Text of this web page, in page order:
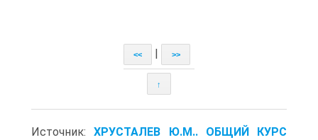
<< >>
↑
Источник:ХРУСТАЛЕВ Ю.М.. ОБЩИЙ КУРС